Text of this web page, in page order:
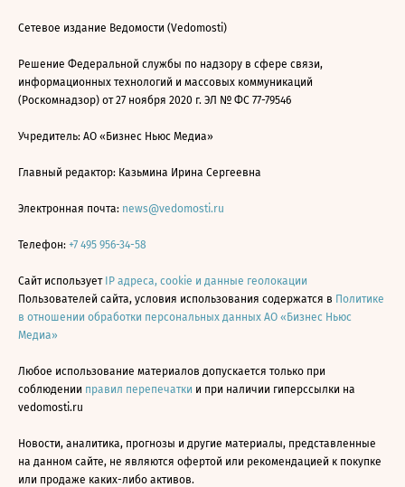
Сетевое издание Ведомости (Vedomosti)
Решение Федеральной службы по надзору в сфере связи,
информационных технологий и массовых коммуникаций
(Роскомнадзор) от 27 ноября 2020 г. ЭЛ № ФС 77-79546
Учредитель: АО «Бизнес Ньюс Медиа»
Главный редактор: Казьмина Ирина Сергеевна
Электронная почта: news@vedomosti.ru
Телефон: +7 495 956-34-58
Сайт использует IP адреса, cookie и данные геолокации
Пользователей сайта, условия использования содержатся в Политике
в отношении обработки персональных данных АО «Бизнес Ньюс
Медиа»
Любое использование материалов допускается только при
соблюдении правил перепечатки и при наличии гиперссылки на
vedomosti.ru
Новости, аналитика, прогнозы и другие материалы, представленные
на данном сайте, не являются офертой или рекомендацией к покупке
или продаже каких-либо активов.